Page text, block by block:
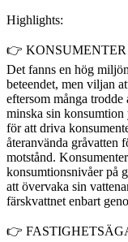
Highlights:
👉 KONSUMENTER
Det fanns en hög
beteendet, men viljan
eftersom många
minska sin
för att driva
återanvända gråvatten
motstånd.
konsumtionsnivåer på
att övervaka sin
färskvattnet enbart
👉